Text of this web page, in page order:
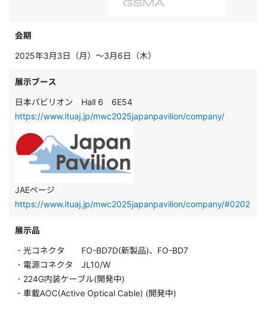
会期
2025年3月3日（月）～3月6日（木）
展示ブース
日本パビリオン Hall 6 6E54
https://www.ituaj.jp/mwc2025japanpavilion/company/
JAEページ
https://www.ituaj.jp/mwc2025japanpavilion/company/#0202
展示品
・光コネクタ FO-BD7D(新製品)、FO-BD7
・電源コネクタ JL10/W
・224G内装ケーブル(開発中)
・車載AOC(Active Optical Cable) (開発中)